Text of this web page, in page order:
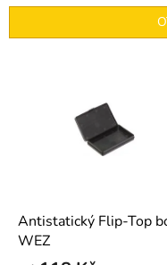
r
dAntistatický Flip-Top
WEZ